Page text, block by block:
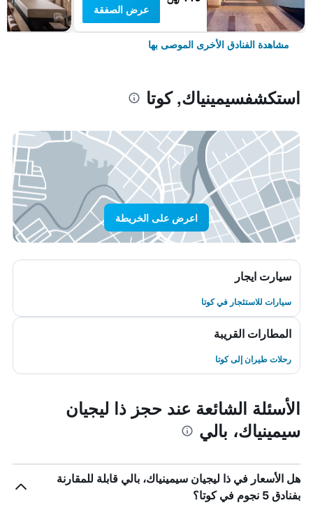
عرض الصفقة
مشاهدة الفنادق الأخرى الموصى بها
استكشفسيمينياك, كوتا
اعرض على الخريطة
سيارت ايجار
سيارات للاستئجار في كوتا
المطارات القريبة
رحلات طيران إلى كوتا
الأسئلة الشائعة عند حجز ذا ليجيان
سيمينياك، بالي
هل الأسعار في ذا ليجيان سيمينياك، بالي قابلة للمقارنة
بفنادق 5 نجوم في كوتا؟